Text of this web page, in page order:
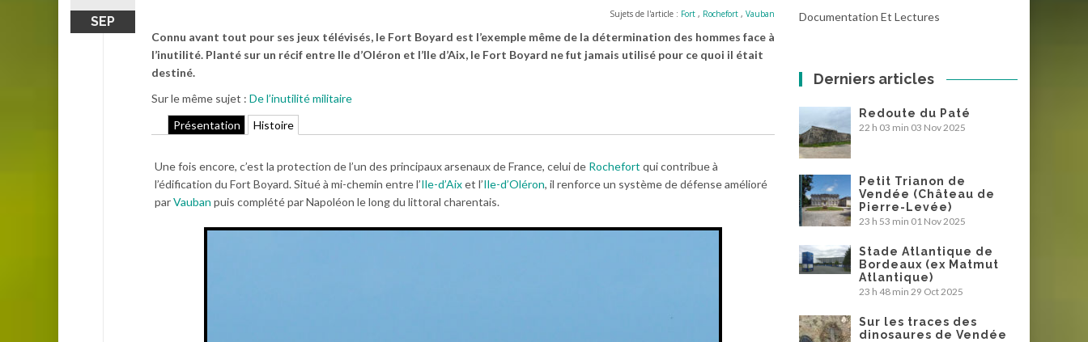
SEP Sujets de l'article : Fort , Rochefort , Vauban
Connu avant tout pour ses jeux télévisés, le Fort Boyard est l’exemple même de la détermination des hommes face à
l’inutilité. Planté sur un récif entre Ile d’Oléron et l’Ile d’Aix, le Fort Boyard ne fut jamais utilisé pour ce quoi il était
destiné.
Sur le même sujet : De l’inutilité militaire
Présentation
Histoire
Une fois encore, c’est la protection de l’un des principaux arsenaux de France, celui de Rochefort qui contribue à
l’édification du Fort Boyard. Situé à mi-chemin entre l’Ile-d’Aixet l’Ile-d’Oléron, il renforce un système de défense amélioré
parVauban puis complété par Napoléon le long du littoral charentais.
Documentation Et Lectures
Derniers articles
Redoute du Paté
22 h 03 min 03 Nov 2025
Petit Trianon de
Vendée (Château de
Pierre-Levée)
23 h 53 min 01 Nov 2025
Stade Atlantique de
Bordeaux (ex Matmut
Atlantique)
23 h 48 min 29 Oct 2025
Sur les traces des
dinosaures de Vendée